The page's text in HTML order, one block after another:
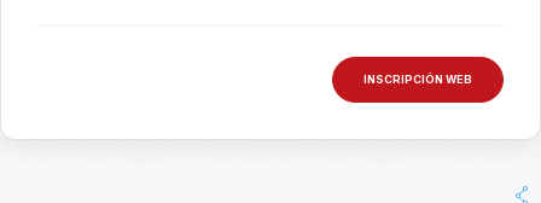
INSCRIPCIÓN WEB